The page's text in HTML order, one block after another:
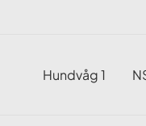
Hundvåg 1